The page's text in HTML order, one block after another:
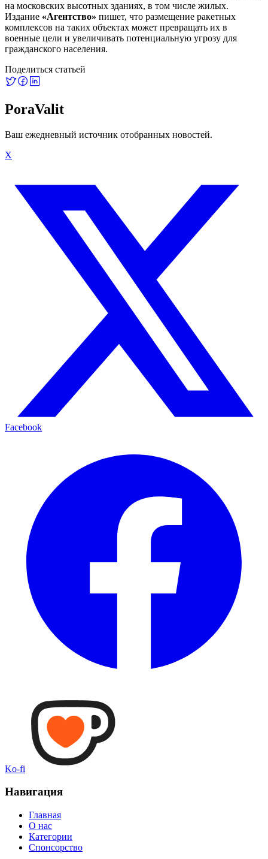
на московских высотных зданиях, в том числе жилых.
Издание «Агентство» пишет, что размещение ракетных
комплексов на таких объектах может превращать их в
военные цели и увеличивать потенциальную угрозу для
гражданского населения.
Поделиться статьей
PoraValit
Ваш ежедневный источник отобранных новостей.
X
Facebook
Ko-fi
Навигация
Главная
О нас
Категории
Спонсорство